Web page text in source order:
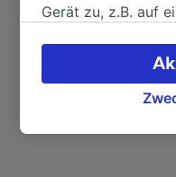
Nach Mittweida
Gerät zu, z.B. auf
verarbeiten. Sie
akzeptieren oder
Ihres